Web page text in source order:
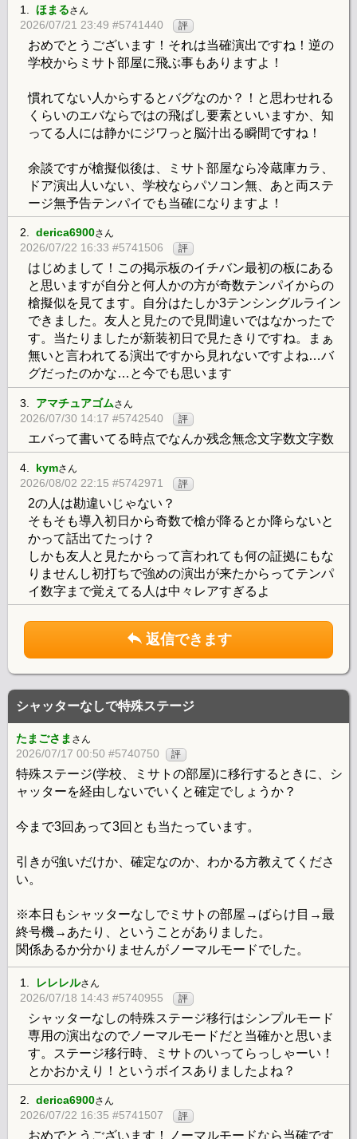
1. ほまるさん
2026/07/21 23:49 #5741440 評
おめでとうございます！それは当確演出ですね！逆の
学校からミサト部屋に飛ぶ事もありますよ！
慣れてない人からするとバグなのか？！と思わせれる
くらいのエバならではの飛ばし要素といいますか、知
ってる人には静かにジワっと脳汁出る瞬間ですね！
余談ですが槍擬似後は、ミサト部屋なら冷蔵庫カラ、
ドア演出人いない、学校ならパソコン無、あと両ステ
ージ無予告テンパイでも当確になりますよ！
2. derica6900さん
2026/07/22 16:33 #5741506 評
はじめまして！この掲示板のイチバン最初の板にある
と思いますが自分と何人かの方が奇数テンパイからの
槍擬似を見てます。自分はたしか3テンシングルライン
できました。友人と見たので見間違いではなかったで
す。当たりましたが新装初日で見たきりですね。まぁ
無いと言われてる演出ですから見れないですよね…バ
グだったのかな…と今でも思います
3. アマチュアゴムさん
2026/07/30 14:17 #5742540 評
エバって書いてる時点でなんか残念無念文字数文字数
4. kymさん
2026/08/02 22:15 #5742971 評
2の人は勘違いじゃない？
そもそも導入初日から奇数で槍が降るとか降らないと
かって話出てたっけ？
しかも友人と見たからって言われても何の証拠にもな
りませんし初打ちで強めの演出が来たからってテンパ
イ数字まで覚えてる人は中々レアすぎるよ
返信できます
シャッターなしで特殊ステージ
たまごさま さん
2026/07/17 00:50 #5740750 評
特殊ステージ(学校、ミサトの部屋)に移行するときに、シ
ャッターを経由しないでいくと確定でしょうか？
今まで3回あって3回とも当たっています。
引きが強いだけか、確定なのか、わかる方教えてくださ
い。
※本日もシャッターなしでミサトの部屋→ばらけ目→最
終号機→あたり、ということがありました。
関係あるか分かりませんがノーマルモードでした。
1. レレレルさん
2026/07/18 14:43 #5740955 評
シャッターなしの特殊ステージ移行はシンプルモード
専用の演出なのでノーマルモードだと当確かと思いま
す。ステージ移行時、ミサトのいってらっしゃーい！
とかおかえり！というボイスありましたよね？
2. derica6900さん
2026/07/22 16:35 #5741507 評
おめでとうございます！ノーマルモードなら当確です